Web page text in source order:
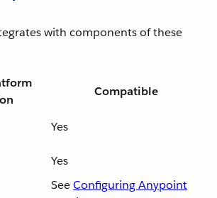
with components of these
Compatible
Yes
Yes
SeeConfiguring Anypoint